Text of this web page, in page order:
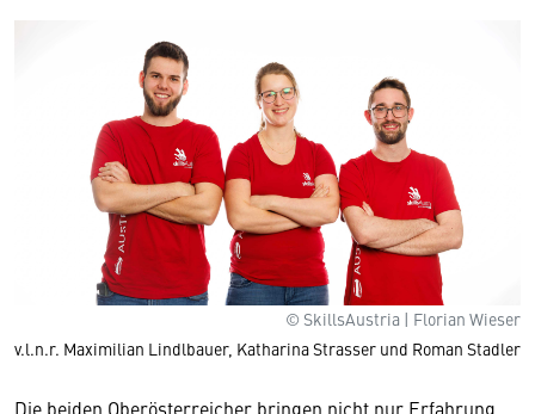
© SkillsAustria | Florian Wieser
v.l.n.r. Maximilian Lindlbauer, Katharina Strasser und Roman Stadler
Die beiden Oberösterreicher bringen nicht nur Erfahrung